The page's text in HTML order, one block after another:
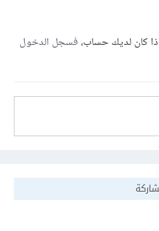
كان لديك حساب،فسجل الدخول